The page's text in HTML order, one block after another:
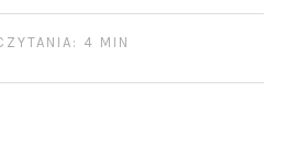
4 MIN